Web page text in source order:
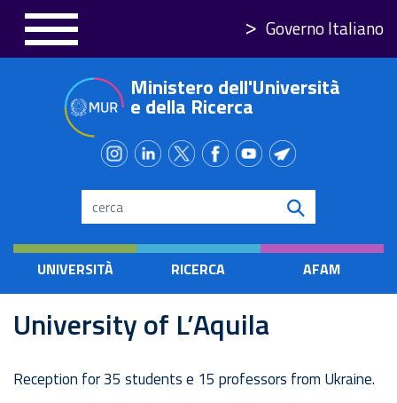
principale
Governo Italiano
Ministero dell'Università
e della Ricerca
Search
UNIVERSITÀ RICERCA AFAM
University of L’Aquila
Reception for 35 students e 15 professors from Ukraine.